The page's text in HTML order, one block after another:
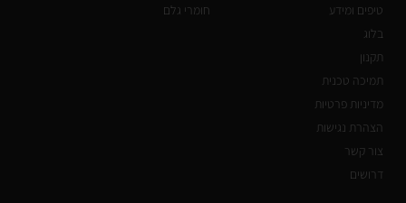
טיפים ומידע
בלוג
תקנון
תמיכה טכנית
מדיניות פרטיות
הצהרת נגישות
צור קשר
דרושים
חומרי גלם